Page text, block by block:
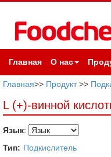
Главная О нас
Главная>> Продукт>>
L (+)-винной
Язык:
Тип: Подкислитель